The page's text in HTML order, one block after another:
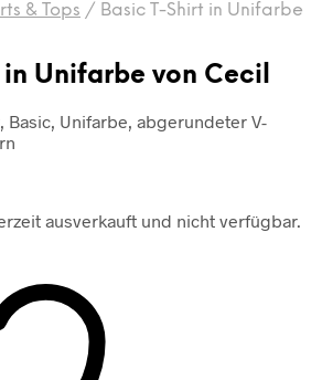
& Tops / Basic T-Shirt in Unifarbe
Unifarbe von Cecil
Basic, Unifarbe, abgerundeter V-
ausverkauft und nicht verfügbar.